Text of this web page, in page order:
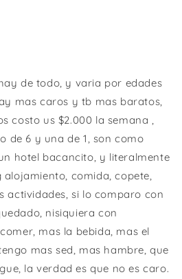
de todo, y varia por edades
mas caros y tb mas baratos,
costo us $2.000 la semana ,
de 6 y una de 1, son como
hotel bacancito, y literalmente
comida, copete,
actividades, si lo comparo con
nisiquiera con
mas la bebida, mas el
mas sed, mas hambre, que
la verdad es que no es caro.